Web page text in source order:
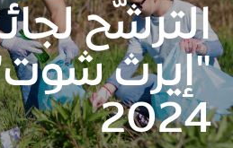
الترشّح
"إيرث
2024